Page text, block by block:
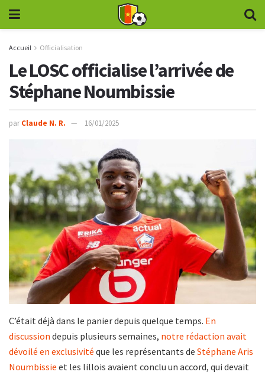
Accueil Officialisation
Le LOSC officialise l’arrivée de
Stéphane Noumbissie
par Claude N. R. 16/01/2025
C’était déjà dans le panier depuis quelque temps. En
discussion depuis plusieurs semaines, notre rédaction avait
dévoilé en exclusivité que les représentants de Stéphane Aris
Noumbissie et les lillois avaient conclu un accord, qui devait